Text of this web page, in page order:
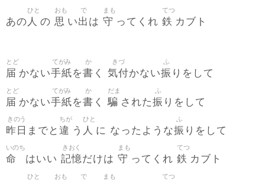
あの 人
ひと
の 思
おも
い出
で
は 守
まも
ってくれ 鉄
てつ
カブト
届
とど
かない手紙
てがみ
を書
か
く 気付
きづ
かない振
ふ
りをして
届
とど
かない手紙
てがみ
を書
か
く騙
だま
された振
ふ
りをして
昨日
きのう
までと 違
ちが
う 人
ひと
に なったような振
ふ
りをして
命
いのち
はいい 記憶
きおく
だけは 守
まも
ってくれ 鉄
てつ
カブト
ひと おも で まも てつ